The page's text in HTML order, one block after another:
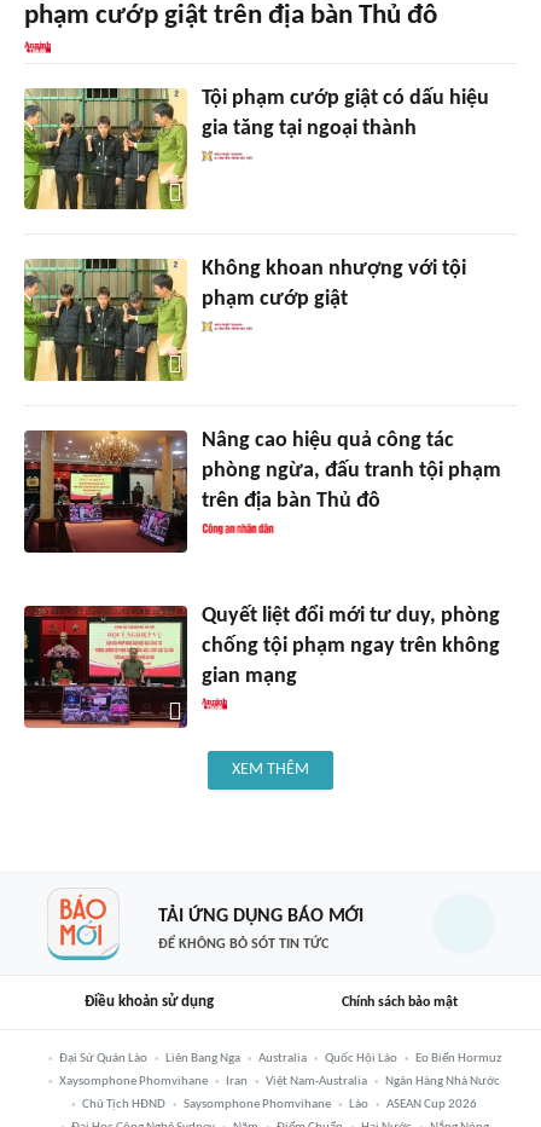
phạm cướp giật trên địa bàn Thủ đô
Tội phạm cướp giật có dấu hiệu
gia tăng tại ngoại thành
Không khoan nhượng với tội
phạm cướp giật
Nâng cao hiệu quả công tác
phòng ngừa, đấu tranh tội phạm
trên địa bàn Thủ đô
Quyết liệt đổi mới tư duy, phòng
chống tội phạm ngay trên không
gian mạng
XEM THÊM
TẢI ỨNG DỤNG BÁO MỚI
ĐỂ KHÔNG BỎ SÓT TIN TỨC
Điều khoản sử dụng Chính sách bảo mật
Đại Sứ Quán Lào Liên Bang Nga Australia Quốc Hội Lào
Eo Biển Hormuz
Xaysomphone Phomvihane
Iran Việt Nam-Australia
Ngân Hàng Nhà Nước
Chủ Tịch HĐND
Saysomphone Phomvihane Lào
ASEAN Cup 2026